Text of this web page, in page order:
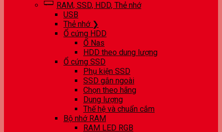
RAM, SSD, HDD, Thẻ nhớ
USB
Thẻ nhớ ❯
Ổ cứng HDD
Ổ Nas
HDD theo dung lượng
Ổ cứng SSD
Phụ kiện SSD
SSD gắn ngoài
Chọn theo hãng
Dung lượng
Thế hệ và chuẩn cắm
Bộ nhớ RAM
RAM LED RGB